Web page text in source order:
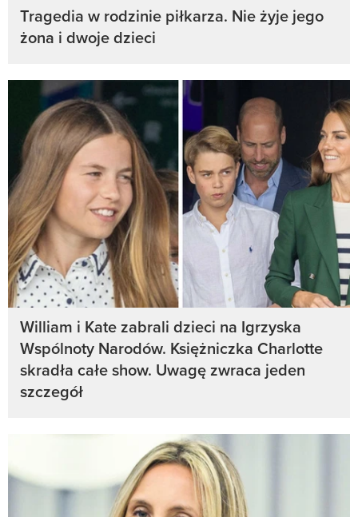
Tragedia w rodzinie piłkarza. Nie żyje jego
żona i dwoje dzieci
William i Kate zabrali dzieci na Igrzyska
Wspólnoty Narodów. Księżniczka Charlotte
skradła całe show. Uwagę zwraca jeden
szczegół